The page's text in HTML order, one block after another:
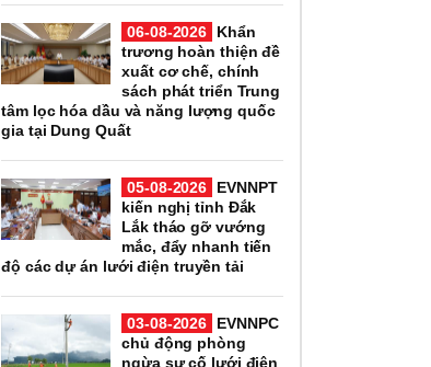
06-08-2026
Khẩn
trương hoàn thiện đề
xuất cơ chế, chính
sách phát triển Trung
tâm lọc hóa dầu và năng lượng quốc
gia tại Dung Quất
05-08-2026
EVNNPT
kiến nghị tỉnh Đắk
Lắk tháo gỡ vướng
mắc, đẩy nhanh tiến
độ các dự án lưới điện truyền tải
03-08-2026
EVNNPC
chủ động phòng
ngừa sự cố lưới điện